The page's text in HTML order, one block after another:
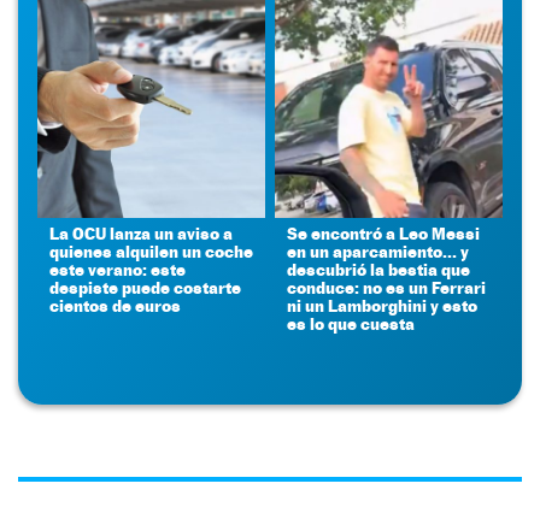
La OCU lanza un aviso a
quienes alquilen un coche
este verano: este
despiste puede costarte
cientos de euros
Se encontró a Leo Messi
en un aparcamiento... y
descubrió la bestia que
conduce: no es un Ferrari
ni un Lamborghini y esto
es lo que cuesta